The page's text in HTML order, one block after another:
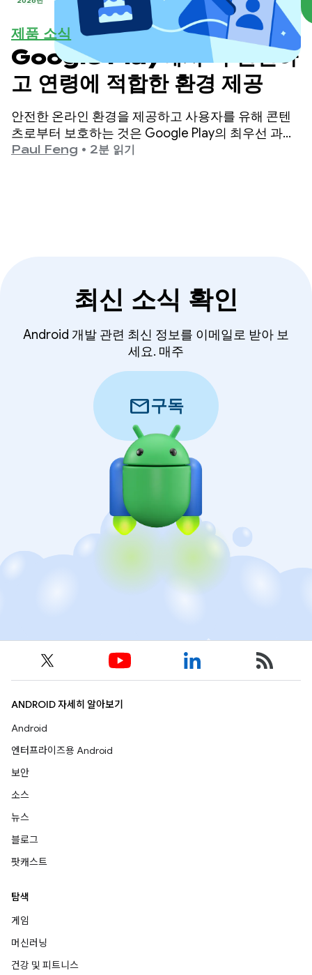
제품 소식
Google Play에서 더 안전하
고 연령에 적합한 환경 제공
안전한 온라인 환경을 제공하고 사용자를 유해 콘텐
츠로부터 보호하는 것은 Google Play의 최우선 과제
입니다.
Paul Feng • 2분 읽기
최신 소식 확인
Android 개발 관련 최신 정보를 이메일로 받아 보
세요. 매주
mail구독
ANDROID 자세히 알아보기
Android
엔터프라이즈용 Android
보안
소스
뉴스
블로그
팟캐스트
탐색
게임
머신러닝
건강 및 피트니스